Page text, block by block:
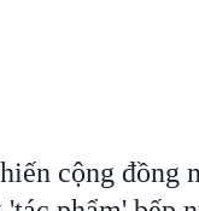
cộng đồng